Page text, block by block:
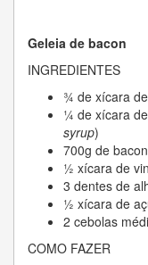
Geleia de bacon
INGREDIENTES
¾ de xícara
¼ de xícara
syrup)
700g de
½ xícara de
3 dentes de
½ xícara de
2 cebolas
COMO FAZER